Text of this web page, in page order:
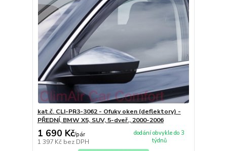
kat.č. CLI-PR3-3062 - Ofuky oken (deflektory) -
PŘEDNÍ, BMW X5, SUV, 5-dveř., 2000-2006
1 690 Kč/pár
1 397 Kč bez DPH
dodání obvykle do 3
týdnů